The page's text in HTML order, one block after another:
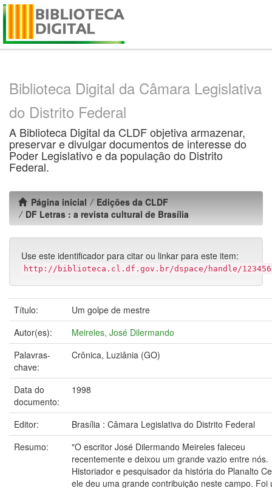
Skip
Biblioteca Digital da Câmara Legislativa
do Distrito Federal
A Biblioteca Digital da CLDF objetiva armazenar,
preservar e divulgar documentos de interesse do
Poder Legislativo e da população do Distrito
Federal.
Página inicial
Edições da CLDF
DF Letras : a revista cultural de Brasília
Use este identificador para citar ou linkar para este item:
http://biblioteca.cl.df.gov.br/dspace/handle/
Título:
Um golpe de mestre
Autor(es):
Meireles, José Dilermando
Palavras-
chave:
Crônica, Luziânia (GO)
Data do
documento:
1998
Editor:
Brasília : Câmara Legislativa do Distrito Federal
Resumo:
"O escritor José Dilermando Meireles faleceu
recentemente e deixou um grande vazio entre nós.
Historiador e pesquisador da história do Planalto
ele deu uma grande contribuição neste campo. Foi